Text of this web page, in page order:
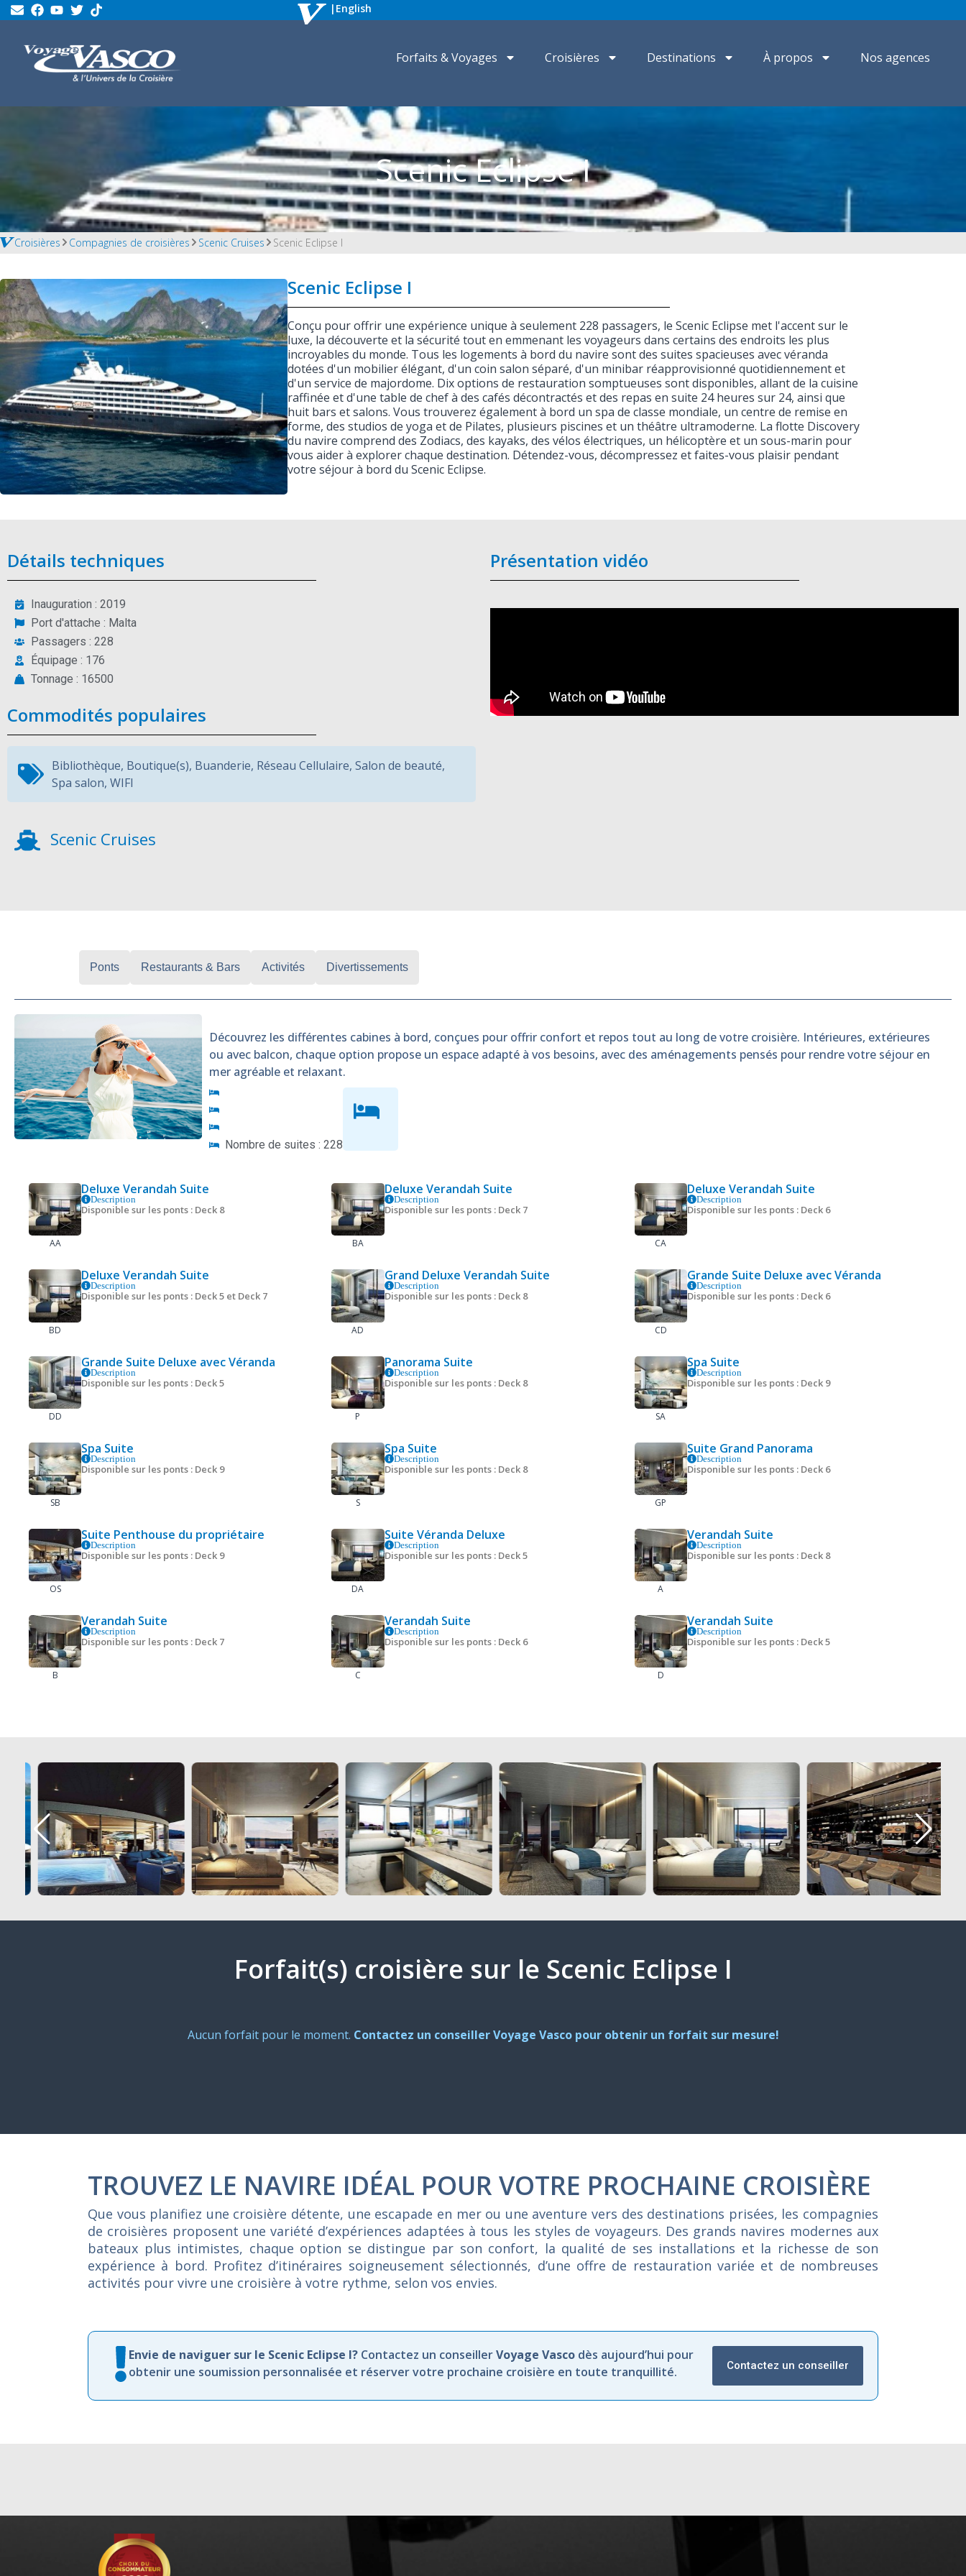
| English
Forfaits & Voyages Croisières Destinations À propos Nos agences
Scenic Eclipse I
Croisières Compagnies de croisières Scenic Cruises Scenic Eclipse I
Scenic Eclipse I
Conçu pour offrir une expérience unique à seulement 228 passagers, le Scenic Eclipse met l'accent sur le
luxe, la découverte et la sécurité tout en emmenant les voyageurs dans certains des endroits les plus
incroyables du monde. Tous les logements à bord du navire sont des suites spacieuses avec véranda
dotées d'un mobilier élégant, d'un coin salon séparé, d'un minibar réapprovisionné quotidiennement et
d'un service de majordome. Dix options de restauration somptueuses sont disponibles, allant de la cuisine
raffinée et d'une table de chef à des cafés décontractés et des repas en suite 24 heures sur 24, ainsi que
huit bars et salons. Vous trouverez également à bord un spa de classe mondiale, un centre de remise en
forme, des studios de yoga et de Pilates, plusieurs piscines et un théâtre ultramoderne. La flotte Discovery
du navire comprend des Zodiacs, des kayaks, des vélos électriques, un hélicoptère et un sous-marin pour
vous aider à explorer chaque destination. Détendez-vous, décompressez et faites-vous plaisir pendant
votre séjour à bord du Scenic Eclipse.
Détails techniques
Inauguration : 2019
Port d'attache : Malta
Passagers : 228
Équipage : 176
Tonnage : 16500
Commodités populaires
Bibliothèque, Boutique(s), Buanderie, Réseau Cellulaire, Salon de beauté,
Spa salon, WIFI
Scenic Cruises
Présentation vidéo
Ponts Restaurants & Bars Activités Divertissements
Découvrez les différentes cabines à bord, conçues pour offrir confort et repos tout au long de votre croisière. Intérieures, extérieures
ou avec balcon, chaque option propose un espace adapté à vos besoins, avec des aménagements pensés pour rendre votre séjour en
mer agréable et relaxant.
Nombre de suites : 228
AA
Deluxe Verandah Suite
Description
Disponible sur les ponts : Deck 8
BA
Deluxe Verandah Suite
Description
Disponible sur les ponts : Deck 7
CA
Deluxe Verandah Suite
Description
Disponible sur les ponts : Deck 6
BD
Deluxe Verandah Suite
Description
Disponible sur les ponts : Deck 5 et Deck 7
AD
Grand Deluxe Verandah Suite
Description
Disponible sur les ponts : Deck 8
CD
Grande Suite Deluxe avec Véranda
Description
Disponible sur les ponts : Deck 6
DD
Grande Suite Deluxe avec Véranda
Description
Disponible sur les ponts : Deck 5
P
Panorama Suite
Description
Disponible sur les ponts : Deck 8
SA
Spa Suite
Description
Disponible sur les ponts : Deck 9
SB
Spa Suite
Description
Disponible sur les ponts : Deck 9
S
Spa Suite
Description
Disponible sur les ponts : Deck 8
GP
Suite Grand Panorama
Description
Disponible sur les ponts : Deck 6
OS
Suite Penthouse du propriétaire
Description
Disponible sur les ponts : Deck 9
DA
Suite Véranda Deluxe
Description
Disponible sur les ponts : Deck 5
A
Verandah Suite
Description
Disponible sur les ponts : Deck 8
B
Verandah Suite
Description
Disponible sur les ponts : Deck 7
C
Verandah Suite
Description
Disponible sur les ponts : Deck 6
D
Verandah Suite
Description
Disponible sur les ponts : Deck 5
Forfait(s) croisière sur le Scenic Eclipse I
Aucun forfait pour le moment. Contactez un conseiller Voyage Vasco pour obtenir un forfait sur mesure!
TROUVEZ LE NAVIRE IDÉAL POUR VOTRE PROCHAINE CROISIÈRE
Que vous planifiez une croisière détente, une escapade en mer ou une aventure vers des destinations prisées, les compagnies
de croisières proposent une variété d’expériences adaptées à tous les styles de voyageurs. Des grands navires modernes aux
bateaux plus intimistes, chaque option se distingue par son confort, la qualité de ses installations et la richesse de son
expérience à bord. Profitez d’itinéraires soigneusement sélectionnés, d’une offre de restauration variée et de nombreuses
activités pour vivre une croisière à votre rythme, selon vos envies.
Envie de naviguer sur le Scenic Eclipse I? Contactez un conseillerVoyage Vasco dès aujourd’hui pour
obtenir une soumission personnalisée et réserver votre prochaine croisière en toute tranquillité.
Contactez un conseiller